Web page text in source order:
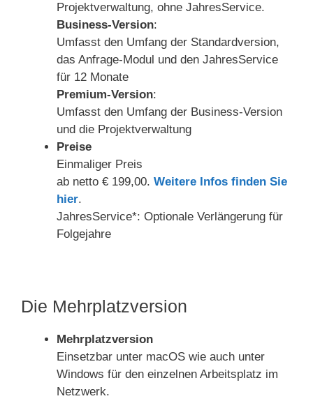
Projektverwaltung, ohne JahresService.
Business-Version:
Umfasst den Umfang der Standardversion,
das Anfrage-Modul und den JahresService
für 12 Monate
Premium-Version:
Umfasst den Umfang der Business-Version
und die Projektverwaltung
Preise
Einmaliger Preis
ab netto € 199,00. Weitere Infos finden Sie
hier.
JahresService*: Optionale Verlängerung für
Folgejahre
Die Mehrplatzversion
Mehrplatzversion
Einsetzbar unter macOS wie auch unter
Windows für den einzelnen Arbeitsplatz im
Netzwerk.